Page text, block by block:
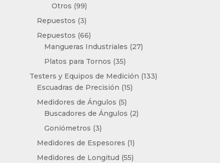
Otros 9999
productos
Repuestos 33
productos
Repuestos 6666
productos
Mangueras Industriales 2727
Platos para Tornos 3535
productos
Testers y Equipos de Medición 133133
Escuadras de Precisión 1515
Medidores de Ángulos 55
productos
Buscadores de Ángulos 22
Goniómetros 33
productos
Medidores de Espesores 11
producto
Medidores de Longitud 5555